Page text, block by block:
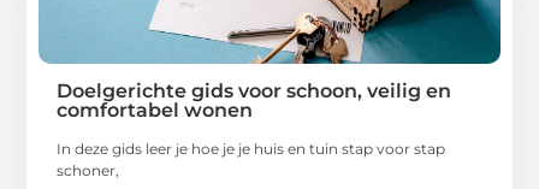
Doelgerichte gids voor schoon, veilig en
comfortabel wonen
In deze gids leer je hoe je je huis en tuin stap voor stap
schoner,